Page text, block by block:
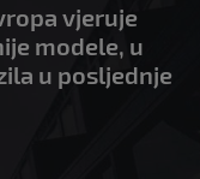
vjeruje
modele, u
u posljednje